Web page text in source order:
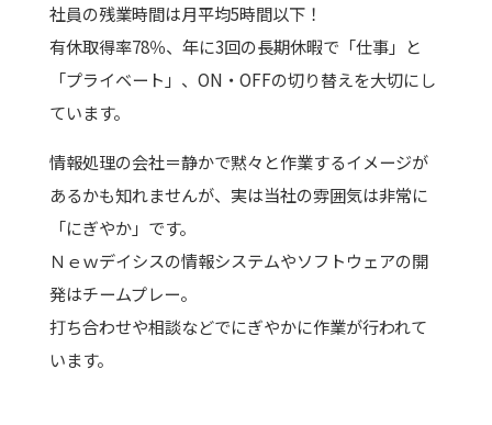
社員の残業時間は月平均5時間以下！
有休取得率78％、年に3回の長期休暇で「仕事」と
「プライベート」、ON・OFFの切り替えを大切にし
ています。
情報処理の会社＝静かで黙々と作業するイメージが
あるかも知れませんが、実は当社の雰囲気は非常に
「にぎやか」です。
Ｎｅｗデイシスの情報システムやソフトウェアの開
発はチームプレー。
打ち合わせや相談などでにぎやかに作業が行われて
います。